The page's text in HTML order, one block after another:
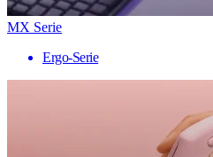
MX Serie
Ergo-Serie